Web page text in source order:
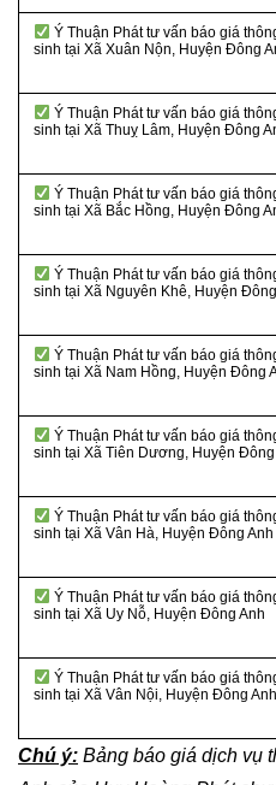
Ý Thuận Phát tư vấn báo giá
sinh tại Xã Xuân Nộn, Huyện Đông
Ý Thuận Phát tư vấn báo giá
sinh tại Xã Thuỵ Lâm, Huyện Đông
Ý Thuận Phát tư vấn báo giá
sinh tại Xã Bắc Hồng, Huyện Đông
Ý Thuận Phát tư vấn báo giá
sinh tại Xã Nguyên Khê, Huyện
Ý Thuận Phát tư vấn báo giá
sinh tại Xã Nam Hồng, Huyện Đông
Ý Thuận Phát tư vấn báo giá
sinh tại Xã Tiên Dương, Huyện Đông
Ý Thuận Phát tư vấn báo giá
sinh tại Xã Vân Hà, Huyện Đông Anh
Ý Thuận Phát tư vấn báo giá
sinh tại Xã Uy Nỗ, Huyện Đông Anh
Ý Thuận Phát tư vấn báo giá
sinh tại Xã Vân Nội, Huyện Đông Anh
Chú ý: Bảng báo giá dịch vụ